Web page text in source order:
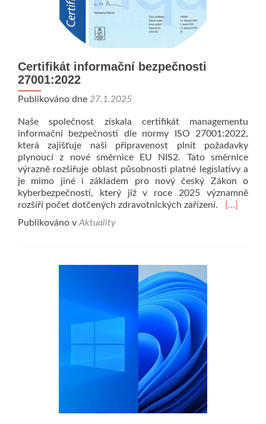
Certifikát informační bezpečnosti
27001:2022
Publikováno dne 27.1.2025
Naše společnost získala certifikát managementu
informační bezpečnosti dle normy ISO 27001:2022,
která zajišťuje naši připravenost plnit požadavky
plynoucí z nové směrnice EU NIS2. Tato směrnice
výrazně rozšiřuje oblast působnosti platné legislativy a
je mimo jiné i základem pro nový český Zákon o
kyberbezpečnosti, který již v roce 2025 významně
rozšíří počet dotčených zdravotnických zařízení.
Read
[…]
Publikováno v Aktuality